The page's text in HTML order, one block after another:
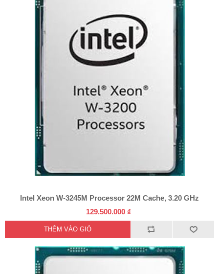
Intel Xeon W-3245M Processor 22M Cache, 3.20 GHz
129.500.000 ₫